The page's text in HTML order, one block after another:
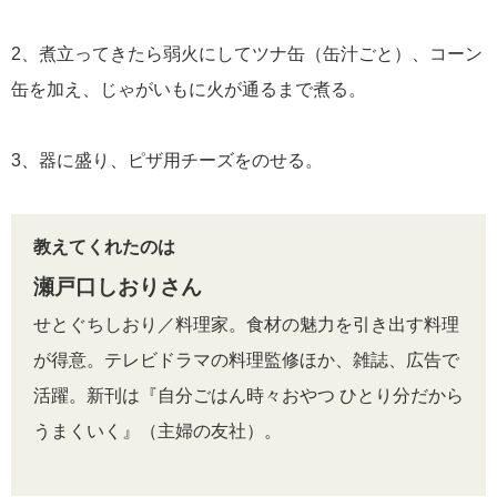
2、煮立ってきたら弱火にしてツナ缶（缶汁ごと）、コーン
缶を加え、じゃがいもに火が通るまで煮る。
3、器に盛り、ピザ用チーズをのせる。
教えてくれたのは
瀬戸口しおりさん
せとぐちしおり／料理家。食材の魅力を引き出す料理
が得意。テレビドラマの料理監修ほか、雑誌、広告で
活躍。新刊は『自分ごはん時々おやつ ひとり分だから
うまくいく』（主婦の友社）。